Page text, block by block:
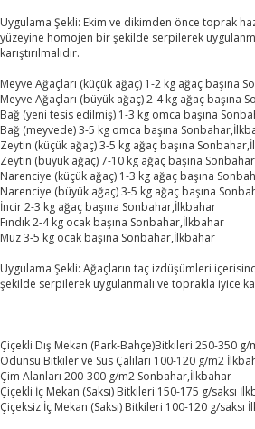
Uygulama Şekli: Ekim ve dikimden önce toprak
yüzeyine homojen bir şekilde serpilerek
karıştırılmalıdır.
Meyve Ağaçları (küçük ağaç) 1-2 kg ağaç başına
Meyve Ağaçları (büyük ağaç) 2-4 kg ağaç başına
Bağ (yeni tesis edilmiş) 1-3 kg omca başına
Bağ (meyvede) 3-5 kg omca başına
Zeytin (küçük ağaç) 3-5 kg ağaç başına
Zeytin (büyük ağaç) 7-10 kg ağaç başına
Narenciye (küçük ağaç) 1-3 kg ağaç başına
Narenciye (büyük ağaç) 3-5 kg ağaç başına
İncir 2-3 kg ağaç başına Sonbahar,İlkbahar
Fındık 2-4 kg ocak başına Sonbahar,İlkbahar
Muz 3-5 kg ocak başına Sonbahar,İlkbahar
Uygulama Şekli: Ağaçların taç izdüşümleri
şekilde serpilerek uygulanmalı ve toprakla iyice
Çiçekli Dış Mekan (Park-Bahçe)Bitkileri 250-350
Odunsu Bitkiler ve Süs Çalıları 100-120 g/m2
Çim Alanları 200-300 g/m2 Sonbahar,İlkbahar
Çiçekli İç Mekan (Saksı) Bitkileri 150-175 g/saksı
Çiçeksiz İç Mekan (Saksı) Bitkileri 100-120 g/saksı